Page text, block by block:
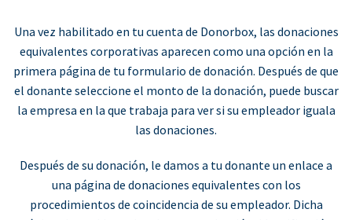
Una vez habilitado en tu cuenta de Donorbox, las donaciones
equivalentes corporativas aparecen como una opción en la
primera página de tu formulario de donación. Después de que
el donante seleccione el monto de la donación, puede buscar
la empresa en la que trabaja para ver si su empleador iguala
las donaciones.
Después de su donación, le damos a tu donante un enlace a
una página de donaciones equivalentes con los
procedimientos de coincidencia de su empleador. Dicha